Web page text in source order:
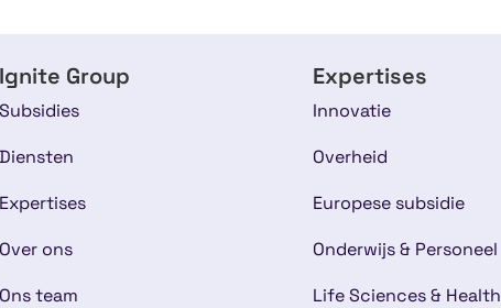
Ignite Group
Subsidies
Diensten
Expertises
Over ons
Ons team
Expertises
Innovatie
Overheid
Europese subsidie
Onderwijs & Personeel
Life Sciences & Health